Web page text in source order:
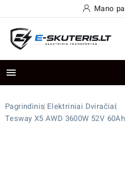
Mano

Pagrindinis Elektriniai Dviračiai
Tesway X5 AWD 3600W 52V